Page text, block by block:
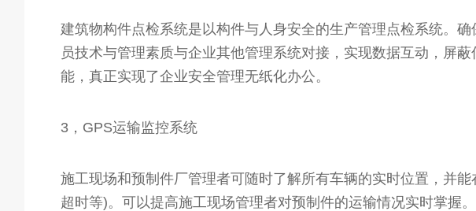
建筑物构件点检系统是以构件与人身安全的生产管理点检系统。
员技术与管理素质与企业其他管理系统对接，实现数据互动，屏
能，真正实现了企业安全管理无纸化办公。
3，GPS运输监控系统
施工现场和预制件厂管理者可随时了解所有车辆的实时位置，并
超时等)。可以提高施工现场管理者对预制件的运输情况实时掌握。